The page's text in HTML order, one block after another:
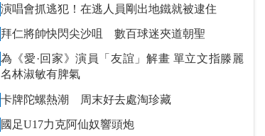
演唱會抓逃犯！在逃人員剛出地鐵就被逮住
拜仁將帥快閃尖沙咀 數百球迷夾道朝聖
為《愛·回家》演員「友誼」解畫 單立文指滕麗
名林淑敏有脾氣
卡牌陀螺熱潮 周末好去處淘珍藏
國足U17力克阿仙奴響頭炮